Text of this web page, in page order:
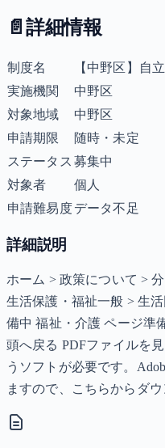
📄 詳細情報
制度名
【中野区】自
実施機関
中野区
対象地域
中野区
申請期限
随時・未定
ステータス 募集中
対象者
個人
申請難易度データ不足
詳細説明
ホーム > 政策について >
生活保護・福祉一般 > 生
備中 福祉・介護 ページ準
頭へ戻る PDFファイルを
うソフトが必要です。
ますので、こちらからダ